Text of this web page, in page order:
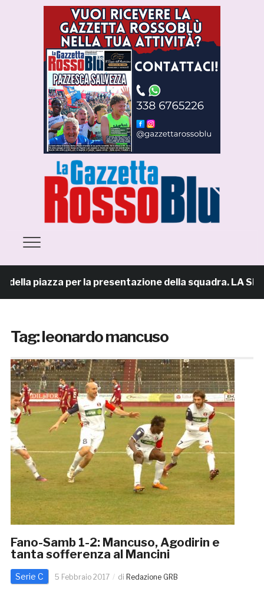
piazza per la presentazione della squadra. LA
Tag:leonardo mancuso
Fano-Samb 1-2: Mancuso, Agodirin e
tanta sofferenza al Mancini
Serie C 5 Febbraio 2017 di Redazione GRB